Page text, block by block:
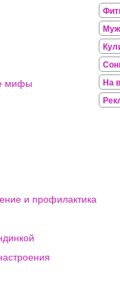
мифы
и профилактика
На